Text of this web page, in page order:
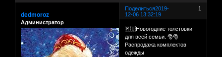
Поделиться 1
2019-
12-06 13:32:19
dedmoroz
Администратор
🇷🇺Новогодние толстовки
для всей семьи. 🎅🎅
Распродажа комплектов
одежды